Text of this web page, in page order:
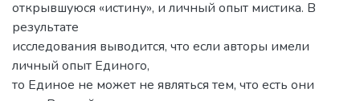
открывшуюся «истину», и личный опыт мистика. В
результате
исследования выводится, что если авторы имели
личный опыт Единого,
то Единое не может не являться тем, что есть они